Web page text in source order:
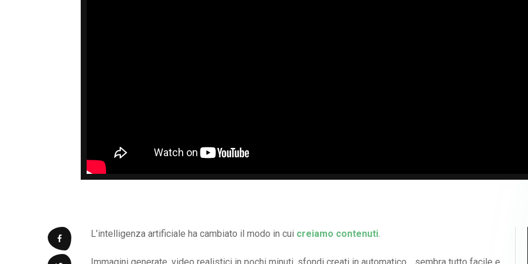
L’intelligenza artificiale ha cambiato il modo in cui creiamo contenuti.